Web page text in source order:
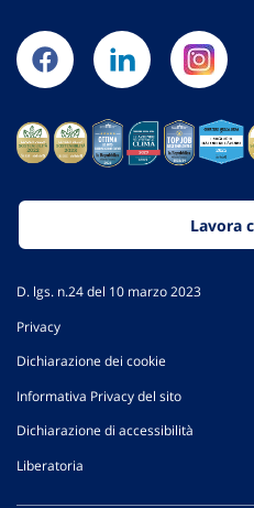
Lavora
D. lgs. n.24 del 10 marzo 2023
Privacy
Dichiarazione dei cookie
Informativa Privacy del sito
Dichiarazione di accessibilità
Liberatoria